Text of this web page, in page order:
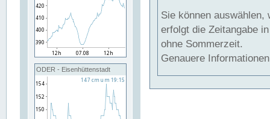
ODER - Eisenhüttenstadt
Sie können auswählen,
erfolgt die Zeitangabe
ohne Sommerzeit.
Genauere